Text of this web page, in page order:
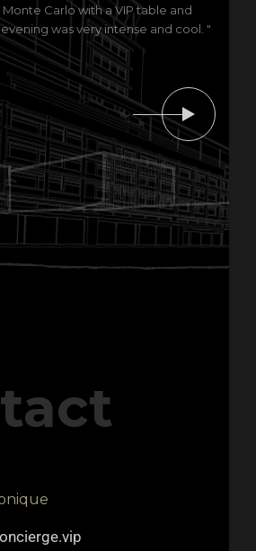
Carlo with a VIP table and
was very intense and cool. "